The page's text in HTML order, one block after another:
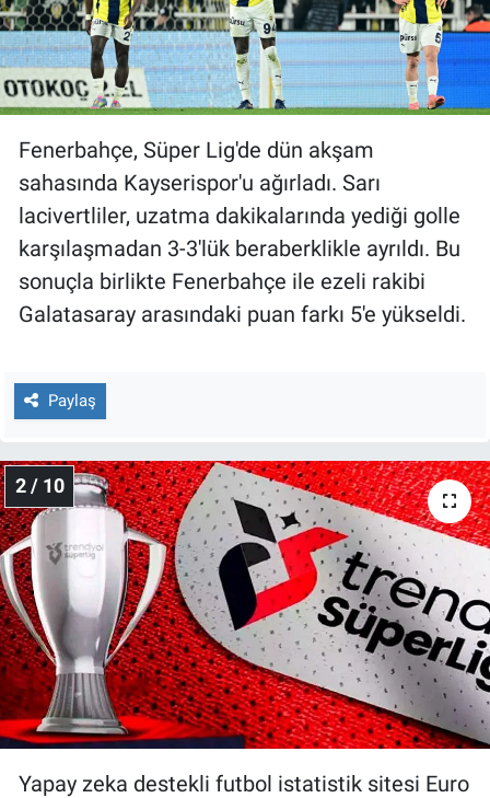
Fenerbahçe, Süper Lig'de dün akşam
sahasında Kayserispor'u ağırladı. Sarı
lacivertliler, uzatma dakikalarında yediği golle
karşılaşmadan 3-3'lük beraberklikle ayrıldı. Bu
sonuçla birlikte Fenerbahçe ile ezeli rakibi
Galatasaray arasındaki puan farkı 5'e yükseldi.
Paylaş
2 / 10
Yapay zeka destekli futbol istatistik sitesi Euro
Gündem Özel
Günün görüntüsü
Haber
İlan
Kimdir
Koronavirüs
Kültür Sanat
Nedir
Popüler
Programlar
Sağlık
Spor
Teknoloji